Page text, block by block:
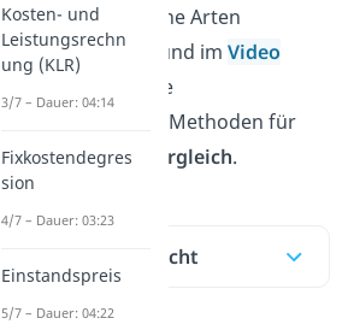
du auf verschiedene Arten
vergleichen. Hier und im Video
erklären wir dir die
unterschiedlichen Methoden für
einenAngebotsvergleich.
Inhaltsübersicht
Kosten- und
Leistungsrechn
ung (KLR)
3/7 – Dauer: 04:14
Fixkostendegres
sion
4/7 – Dauer: 03:23
Einstandspreis
5/7 – Dauer: 04:22